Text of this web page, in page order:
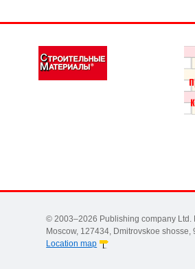
© 2003–2026 Publishing company Ltd.
Moscow, 127434, Dmitrovskoe shosse,
Location map